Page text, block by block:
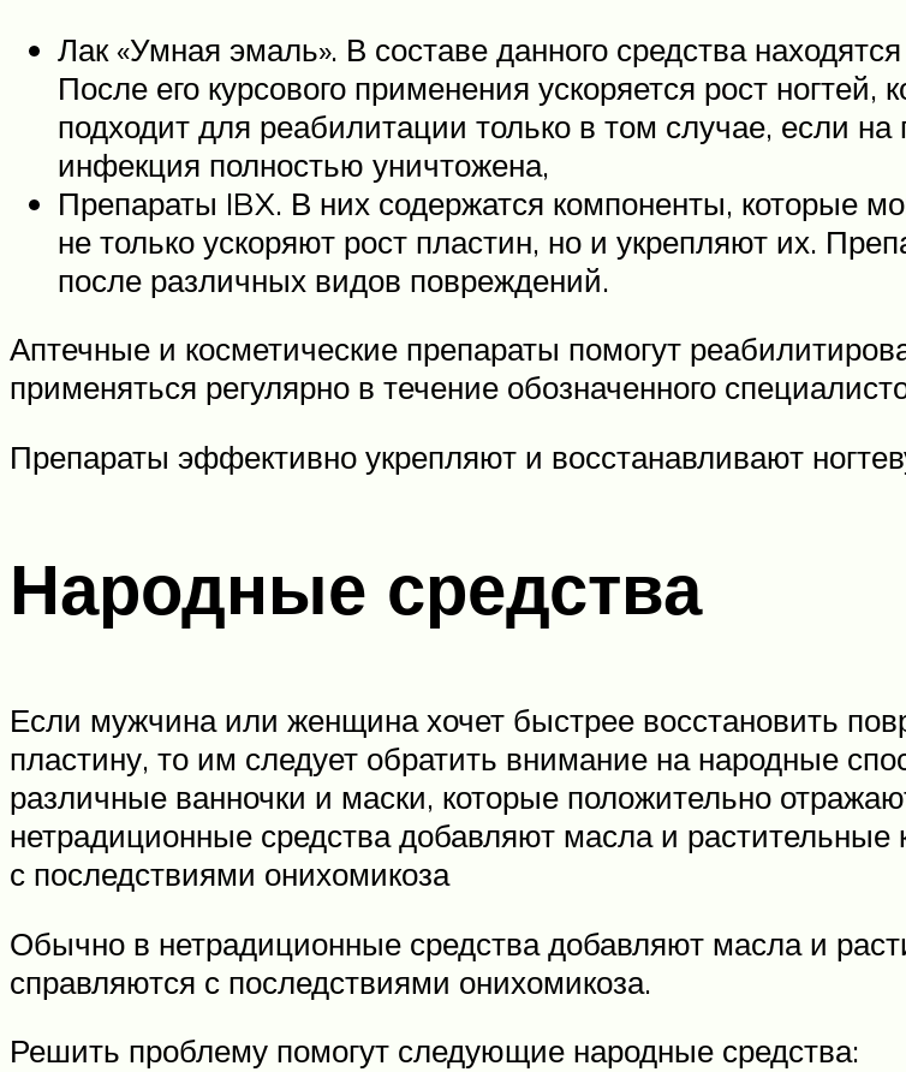
Лак «Умная эмаль». В составе данного средства
После его курсового применения ускоряется рост
подходит для реабилитации только в том случае, если на
инфекция полностью уничтожена,
Препараты IBX. В них содержатся компоненты, которые
не только ускоряют рост пластин, но и укрепляют их.
после различных видов повреждений.
Аптечные и косметические препараты помогут
применяться регулярно в течение обозначенного
Препараты эффективно укрепляют и восстанавливают
Народные средства
Если мужчина или женщина хочет быстрее восстановить
пластину, то им следует обратить внимание на народные
различные ванночки и маски, которые положительно
нетрадиционные средства добавляют масла и
с последствиями онихомикоза
Обычно в нетрадиционные средства добавляют масла и
справляются с последствиями онихомикоза.
Решить проблему помогут следующие народные средства: